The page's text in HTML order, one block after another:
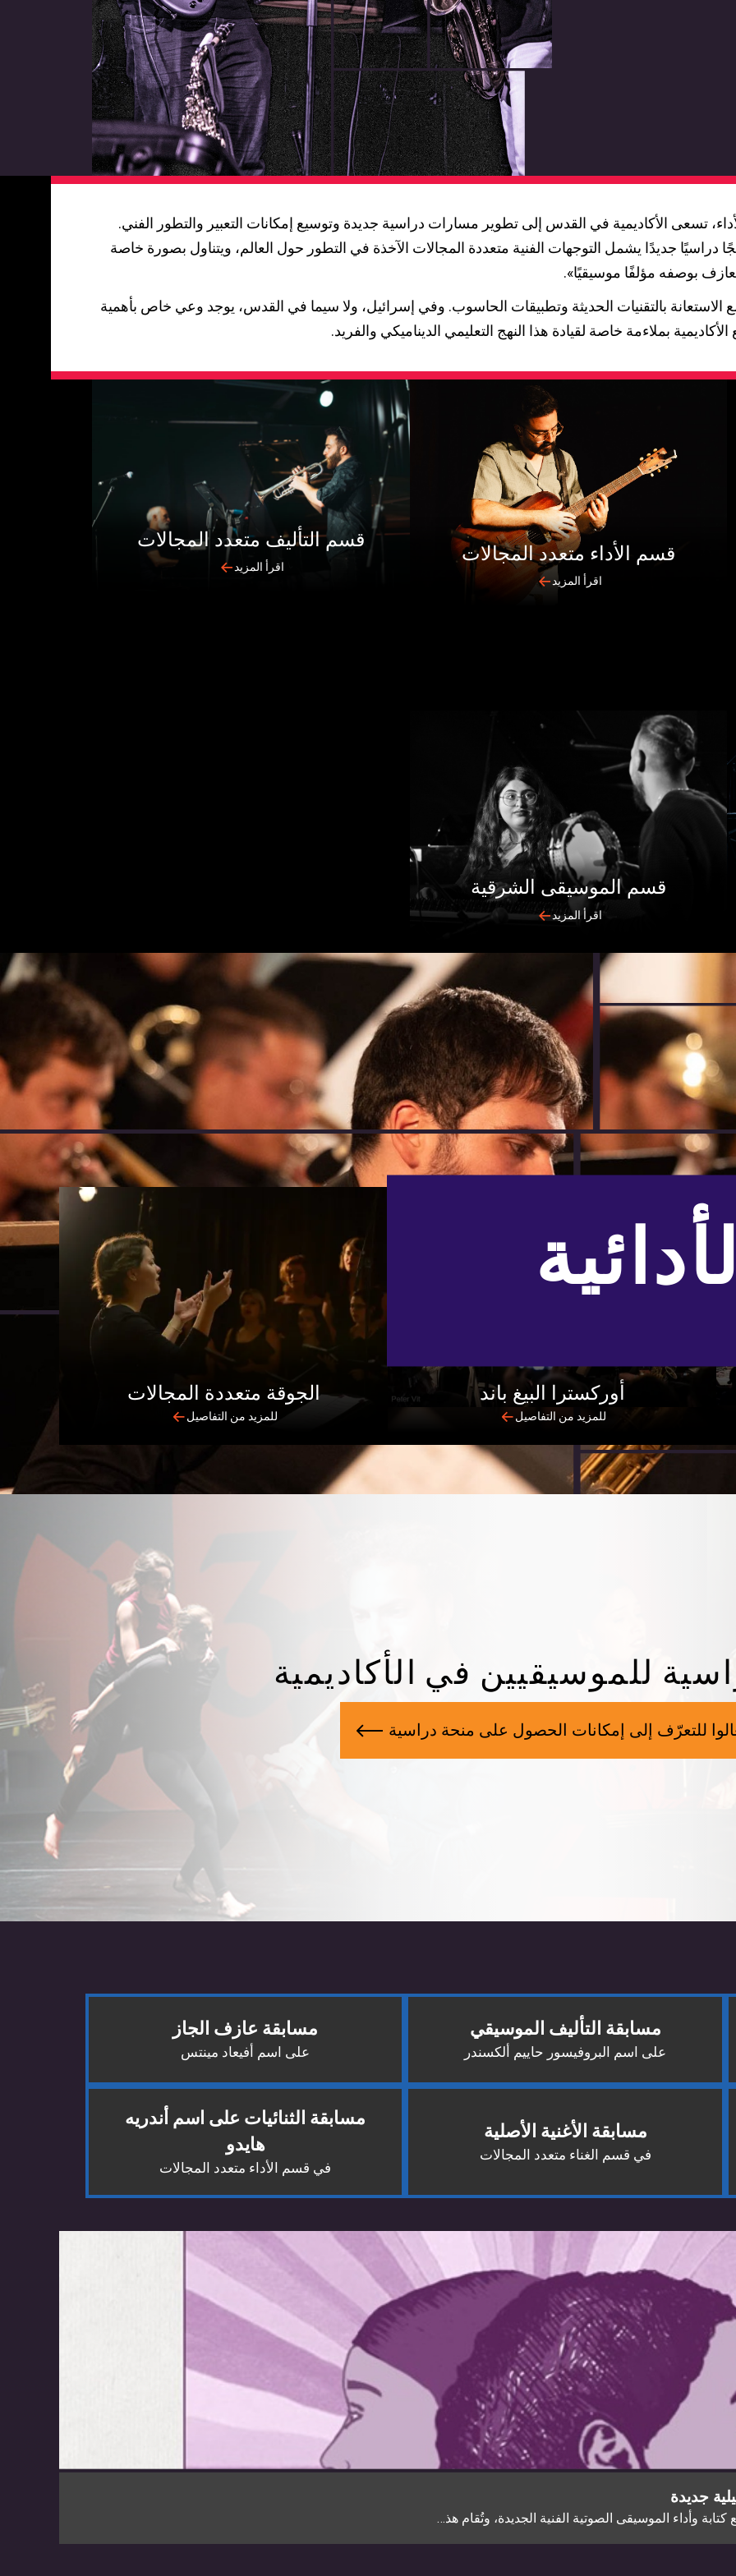
تسعى الأكاديمية في القدس إلى تطوير مسارات دراسية جديدة وتوسيع إمكانات التعبير والتطور الفني.
دراسيًا جديدًا يشمل التوجهات الفنية متعددة المجالات الآخذة في التطور حول العالم، ويتناول بصورة خاصة
بوصفه مؤلفًا موسيقيًا».
بالتقنيات الحديثة وتطبيقات الحاسوب. وفي إسرائيل، ولا سيما في القدس، يوجد وعي خاص بأهمية
بملاءمة خاصة لقيادة هذا النهج التعليمي الديناميكي والفريد.
قسم الأداء متعدد المجالات
اقرأ المزيد
قسم التأليف متعدد المجالات
اقرأ المزيد
قسم الموسيقى الشرقية
اقرأ المزيد
أوركسترا البيغ باند
للمزيد من التفاصيل
الجوقة متعددة المجالات
للمزيد من التفاصيل
للموسيقيين في الأكاديمية
للتعرّف إلى إمكانات الحصول على منحة دراسية
مسابقة التأليف الموسيقي
على اسم البروفيسور حاييم ألكسندر
مسابقة عازف الجاز
على اسم أفيعاد مينتس
مسابقة الأغنية الأصلية
في قسم الغناء متعدد المجالات
مسابقة الثنائيات على اسم أندريه
هايدو
في قسم الأداء متعدد المجالات
وأداء الموسيقى الصوتية الفنية الجديدة، وتُقام هذ…